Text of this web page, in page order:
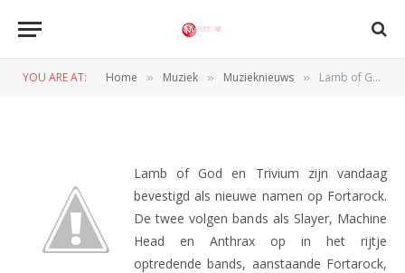
YOU ARE AT: Home » Muziek » Muzieknieuws » Lamb of God en Trivium op Fortarock
Lamb of God en Trivium op
Lamb of God en Trivium zijn vandaag
bevestigd als nieuwe namen op Fortarock.
De twee volgen bands als Slayer, Machine
Head en Anthrax op in het rijtje
optredende bands, aanstaande Fortarock,